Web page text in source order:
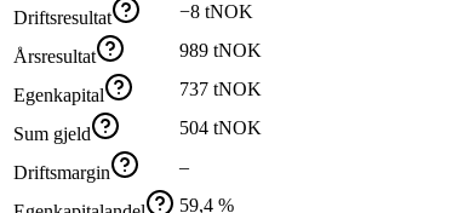
Driftsresultat
−8 tNOK
Årsresultat
989 tNOK
Egenkapital
737 tNOK
Sum gjeld
504 tNOK
Driftsmargin
–
59,4 %